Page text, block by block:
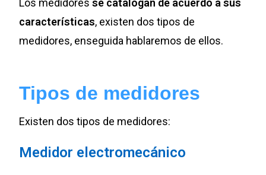
Los medidoresse catalogan de acuerdo a sus
características, existen dos tipos de
medidores, enseguida hablaremos de ellos.
Tipos de medidores
Existen dos tipos de medidores:
Medidor electromecánico